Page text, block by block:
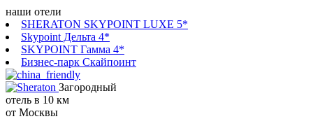
наши отели
SHERATON SKYPOINT LUXE 5*
Skypoint Дельта 4*
SKYPOINT Гамма 4*
Бизнес-парк Скайпоинт
Загородный
отель в 10 км
от Москвы